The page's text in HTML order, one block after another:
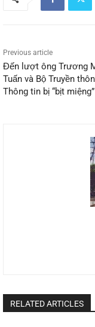
Previous article
Đến lượt ông Trương
Tuấn và Bộ Truyền
Thông tin bị “bịt miệng”
RELATED ARTICLES